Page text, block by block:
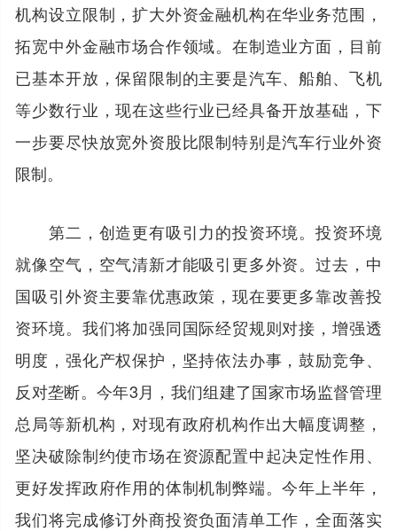
机构设立限制，扩大外资金融机构在华业务范围，
拓宽中外金融市场合作领域。在制造业方面，目前
已基本开放，保留限制的主要是汽车、船舶、飞机
等少数行业，现在这些行业已经具备开放基础，下
一步要尽快放宽外资股比限制特别是汽车行业外资
限制。
第二，创造更有吸引力的投资环境。投资环境
就像空气，空气清新才能吸引更多外资。过去，中
国吸引外资主要靠优惠政策，现在要更多靠改善投
资环境。我们将加强同国际经贸规则对接，增强透
明度，强化产权保护，坚持依法办事，鼓励竞争、
反对垄断。今年3月，我们组建了国家市场监督管理
总局等新机构，对现有政府机构作出大幅度调整，
坚决破除制约使市场在资源配置中起决定性作用、
更好发挥政府作用的体制机制弊端。今年上半年，
我们将完成修订外商投资负面清单工作，全面落实